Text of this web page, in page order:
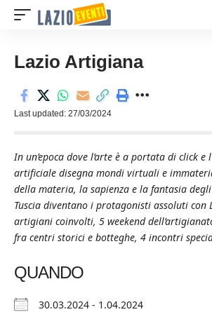
Lazio Artigiana
Last updated: 27/03/2024
In un’epoca dove l’arte è a portata di click e
artificiale disegna mondi virtuali e
della materia, la sapienza e la fantasia
Tuscia diventano i protagonisti assoluti con
artigiani coinvolti, 5 weekend
fra centri storici e botteghe, 4 incontri
QUANDO
30.03.2024 - 1.04.2024